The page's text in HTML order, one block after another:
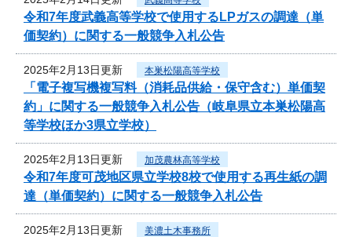
令和7年度武義高等学校で使用するLPガスの調達（単
価契約）に関する一般競争入札公告
2025年2月13日更新 本巣松陽高等学校
「電子複写機複写料（消耗品供給・保守含む）単価契
約」に関する一般競争入札公告（岐阜県立本巣松陽高
等学校ほか3県立学校）
2025年2月13日更新 加茂農林高等学校
令和7年度可茂地区県立学校8校で使用する再生紙の調
達（単価契約）に関する一般競争入札公告
2025年2月13日更新 美濃土木事務所